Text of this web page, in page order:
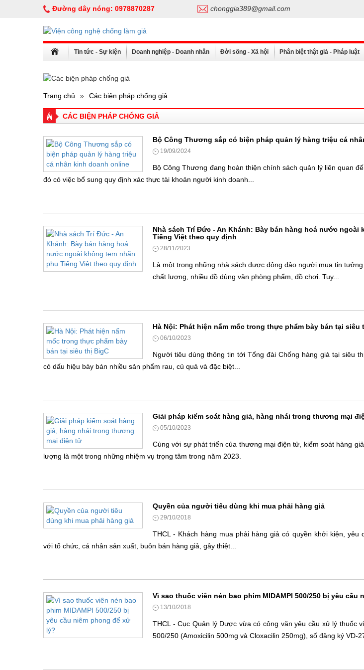
Đường dây nóng: 0978870287 chonggia389@gmail.com
Tin tức - Sự kiện Doanh nghiệp - Doanh nhân Đời sống - Xã hội Phân biệt thật giả - Pháp luật
Trang chủ » Các biện pháp chống giả
CÁC BIỆN PHÁP CHỐNG GIẢ
Bộ Công Thương sắp có biện pháp quản lý hàng triệu cá
19/09/2024
Bộ Công Thương đang hoàn thiện chính sách quản lý liên quan
đó có việc bổ sung quy định xác thực tài khoản người kinh doanh...
Nhà sách Trí Đức - An Khánh: Bày bán hàng hoá nước ngoài
Tiếng Việt theo quy định
28/11/2023
Là một trong những nhà sách được đông đảo người mua tin
chất lượng, nhiều đồ dùng văn phòng phẩm, đồ chơi. Tuy...
Hà Nội: Phát hiện nấm mốc trong thực phẩm bày bán tại siêu
06/10/2023
Người tiêu dùng thông tin tới Tổng đài Chống hàng giả tại siêu
có dấu hiệu bày bán nhiều sản phẩm rau, củ quả và đặc biệt...
Giải pháp kiểm soát hàng giả, hàng nhái trong thương mại
05/10/2023
Cùng với sự phát triển của thương mại điện tử, kiểm soát hàng
lượng là một trong những nhiệm vụ trọng tâm trong năm 2023.
Quyền của người tiêu dùng khi mua phải hàng giả
29/10/2018
THCL - Khách hàng mua phải hàng giả có quyền khởi kiện, yêu
với tổ chức, cá nhân sản xuất, buôn bán hàng giả, gây thiệt...
Vì sao thuốc viên nén bao phim MIDAMPI 500/250 bị yêu cầu
13/10/2018
THCL - Cục Quản lý Dược vừa có công văn yêu cầu xử lý thuốc
500/250 (Amoxicilin 500mg và Cloxacilin 250mg), số đăng ký VD-